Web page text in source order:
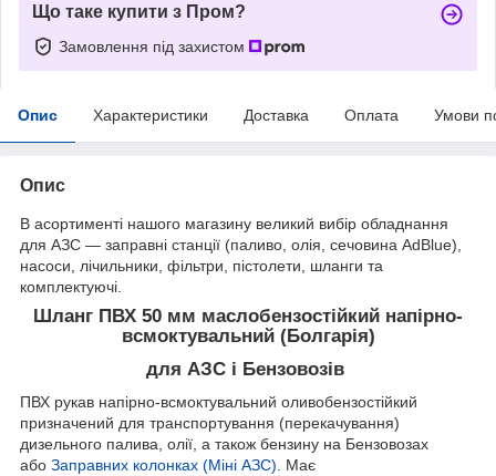
Що таке купити з Пром?
Замовлення під захистом
Опис Характеристики Доставка Оплата Умови
Опис
В асортименті нашого магазину великий вибір обладнання
для АЗС — заправні станції (паливо, олія, сечовина AdBlue),
насоси, лічильники, фільтри, пістолети, шланги та
комплектуючі.
Шланг ПВХ 50 мм маслобензостійкий напірно-
всмоктувальний (Болгарія)
для АЗС і Бензовозів
ПВХ рукав напірно-всмоктувальний оливобензостійкий
призначений для транспортування (перекачування)
дизельного палива, олії, а також бензину на Бензовозах
або Заправних колонках (Міні АЗС). Має